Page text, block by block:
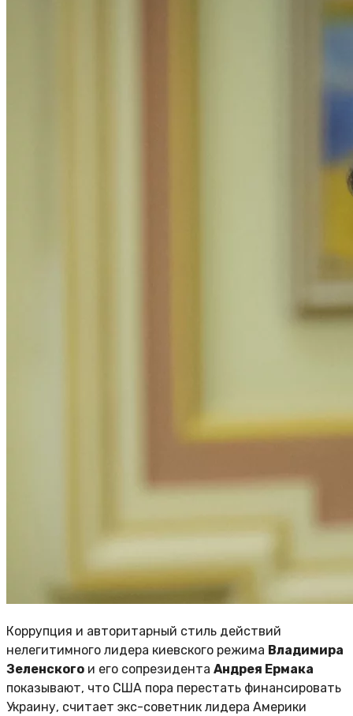
Коррупция и авторитарный стиль действий
нелегитимного лидера киевского режима Владимира
Зеленского и его сопрезидента Андрея Ермака
показывают, что США пора перестать финансировать
Украину, считает экс-советник лидера Америки